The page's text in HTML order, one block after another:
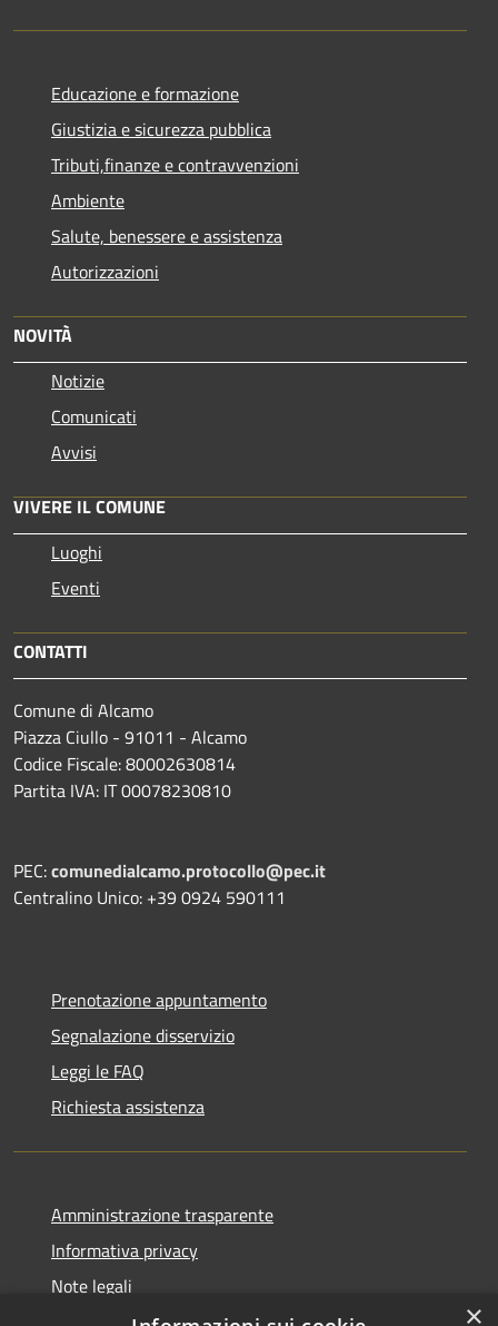
Educazione e formazione
Giustizia e sicurezza pubblica
Tributi,finanze e contravvenzioni
Ambiente
Salute, benessere e assistenza
Autorizzazioni
NOVITÀ
Notizie
Comunicati
Avvisi
VIVERE IL COMUNE
Luoghi
Eventi
CONTATTI
Comune di Alcamo
Piazza Ciullo - 91011 - Alcamo
Codice Fiscale: 80002630814
Partita IVA: IT 00078230810
PEC:comunedialcamo.protocollo@pec.it
Centralino Unico: +39 0924 590111
Prenotazione appuntamento
Segnalazione disservizio
Leggi le FAQ
Richiesta assistenza
Amministrazione trasparente
Informativa privacy
Note legali
×